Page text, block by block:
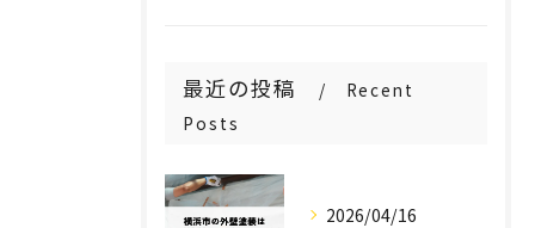
最近の投稿
Recent
Posts
2026/04/16